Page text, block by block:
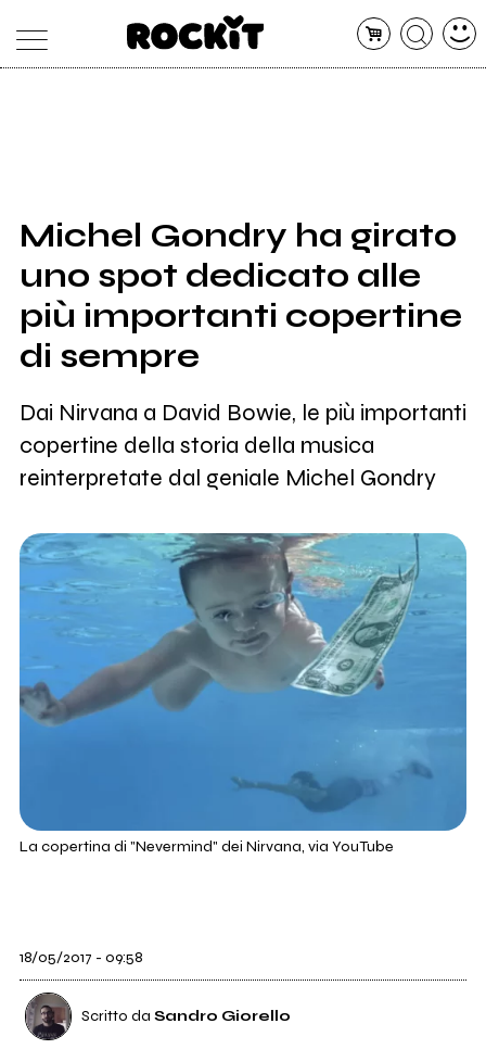
SHOP
RADIO
Michel Gondry ha girato
uno spot dedicato alle
più importanti copertine
di sempre
Dai Nirvana a David Bowie, le più importanti
copertine della storia della musica
reinterpretate dal geniale Michel Gondry
La copertina di "Nevermind" dei Nirvana, via YouTube
18/05/2017 - 09:58
Scritto da Sandro Giorello